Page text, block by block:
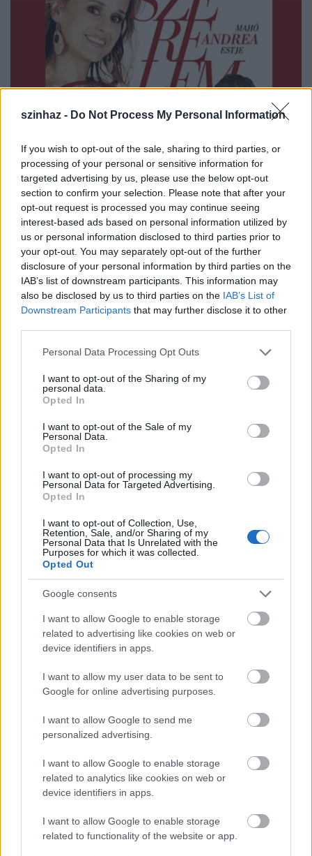
szinhaz - Do Not Process My Personal Information
If you wish to opt-out of the sale, sharing to third parties, or
processing of your personal or sensitive information for
targeted advertising by us, please use the below opt-out
section to confirm your selection. Please note that after your
opt-out request is processed you may continue seeing
interest-based ads based on personal information utilized by
us or personal information disclosed to third parties prior to
your opt-out. You may separately opt-out of the further
disclosure of your personal information by third parties on the
IAB’s list of downstream participants. This information may
also be disclosed by us to third parties on the IAB’s List of
Downstream Participants that may further disclose it to other
Please note that this website/app uses one or more Google
not limited to your visit or usage behaviour. You may click to
grant or deny consent to Google and its third-party tags to
use your data for below specified purposes in below Google
consent section.
Personal Data Processing Opt Outs
I want to opt-out of the Sharing of my
personal data.
Opted In
I want to opt-out of the Sale of my
Personal Data.
Opted In
I want to opt-out of processing my
Personal Data for Targeted Advertising.
Opted In
I want to opt-out of Collection, Use,
Retention, Sale, and/or Sharing of my
Personal Data that Is Unrelated with the
Purposes for which it was collected.
Opted Out
Google consents
I want to allow Google to enable storage
related to advertising like cookies on web or
device identifiers in apps.
I want to allow my user data to be sent to
Google for online advertising purposes.
I want to allow Google to send me
personalized advertising.
I want to allow Google to enable storage
related to analytics like cookies on web or
device identifiers in apps.
I want to allow Google to enable storage
related to functionality of the website or app.
Ahogyan a címe is jelzi Mahó Andreaönálló estje a
szerelem örök témáját járja körül – a nő
szemszögéből - a zene segítségével, musical-
részletekkel, sanzonokkal és megzenésített
versekkel.
Azért, hogy ne csak női szemmel közelítse meg a
segítségül, akivel hat év óta először állnak majd
együtt a Madách Színház színpadán, egy közös
egykori RauljaezúttalSzerednyei Béla
rendezésében énekel majd együtt, először február 6-
án a Madách Stúdióban.
A Madách Színház ajánlója:
Vágyak, Beteljesülés, Harmónia és…